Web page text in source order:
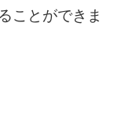
ことができま